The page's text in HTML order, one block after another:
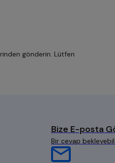
gönderin. Lütfen
Bize E-posta
Bir cevap